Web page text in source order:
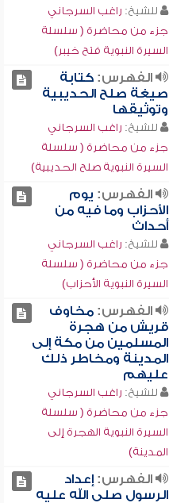
للشيخ: راغب السرجاني
جزء من محاضرة ( سلسلة
السيرة النبوية فتح خيبر)
الفهرس:كتابة
صيغة صلح الحديبية
وتوثيقها
للشيخ: راغب السرجاني
جزء من محاضرة ( سلسلة
السيرة النبوية صلح الحديبية)
الفهرس: يوم
الأحزاب وما فيه من
أحداث
للشيخ: راغب السرجاني
جزء من محاضرة ( سلسلة
السيرة النبوية الأحزاب)
الفهرس:مخاوف
قريش من هجرة
المسلمين من مكة إلى
المدينة ومخاطر ذلك
عليهم
للشيخ: راغب السرجاني
جزء من محاضرة ( سلسلة
السيرة النبوية الهجرة إلى
المدينة)
الفهرس:إعداد
الرسول صلى الله عليه